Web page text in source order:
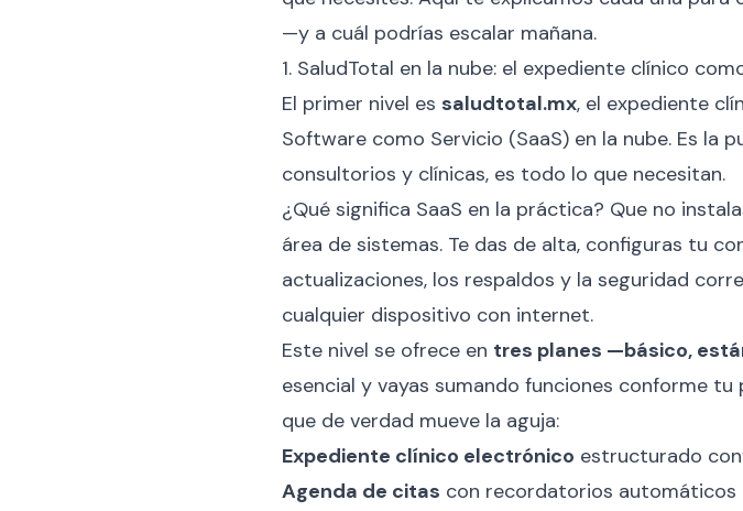
—y a cuál podrías escalar mañana.
1. SaludTotal en la nube: el expediente clínico
El primer nivel es saludtotal.mx, el expediente
Software como Servicio (SaaS) en la nube. Es la
consultorios y clínicas, es todo lo que necesitan.
¿Qué significa SaaS en la práctica? Que no
área de sistemas. Te das de alta, configuras tu
actualizaciones, los respaldos y la seguridad
cualquier dispositivo con internet.
Este nivel se ofrece en tres planes —básico,
esencial y vayas sumando funciones conforme
que de verdad mueve la aguja:
Expediente clínico electrónico estructurado
Agenda de citas con recordatorios automáticos